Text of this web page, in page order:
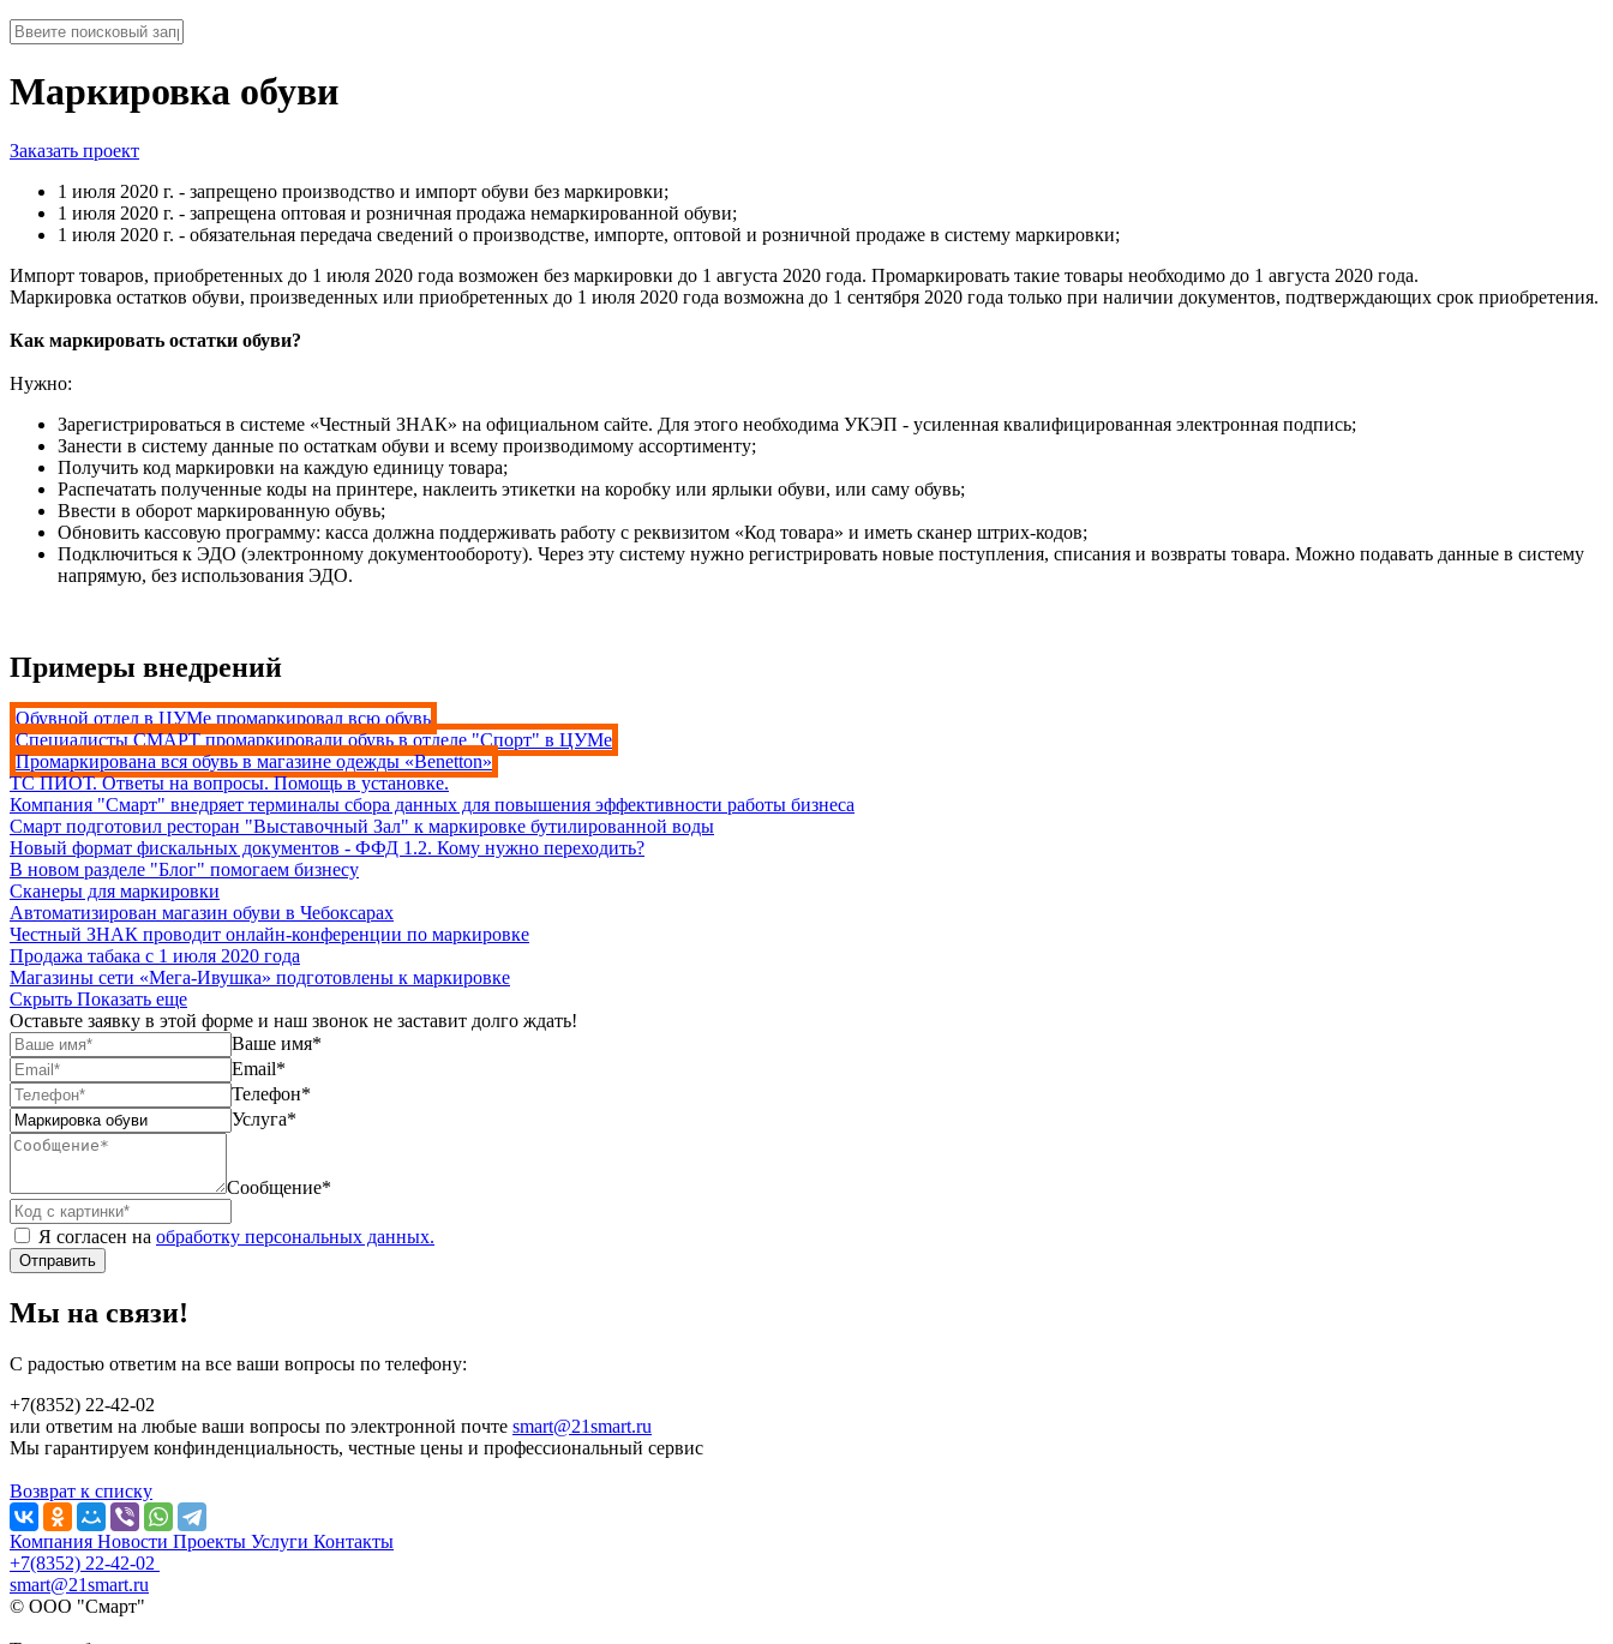
Маркировка обуви
Заказать проект
1 июля 2020 г. - запрещено производство и импорт обуви без маркировки;
1 июля 2020 г. - запрещена оптовая и розничная продажа немаркированной обуви;
1 июля 2020 г. - обязательная передача сведений о производстве, импорте, оптовой и розничной продаже в систему маркировки;
Импорт товаров, приобретенных до 1 июля 2020 года возможен без маркировки до 1 августа 2020 года. Промаркировать такие товары необходимо до 1 августа 2020 года.
Маркировка остатков обуви, произведенных или приобретенных до 1 июля 2020 года возможна до 1 сентября 2020 года только при наличии документов, подтверждающих срок приобретения.
Как маркировать остатки обуви?
Нужно:
Зарегистрироваться в системе «Честный ЗНАК» на официальном сайте. Для этого необходима УКЭП - усиленная квалифицированная электронная подпись;
Занести в систему данные по остаткам обуви и всему производимому ассортименту;
Получить код маркировки на каждую единицу товара;
Распечатать полученные коды на принтере, наклеить этикетки на коробку или ярлыки обуви, или саму обувь;
Ввести в оборот маркированную обувь;
Обновить кассовую программу: касса должна поддерживать работу с реквизитом «Код товара» и иметь сканер штрих-кодов;
Подключиться к ЭДО (электронному документообороту). Через эту систему нужно регистрировать новые поступления, списания и возвраты товара. Можно подавать данные в систему
напрямую, без использования ЭДО.
Примеры внедрений
Обувной отдел в ЦУМе промаркировал всю обувь
Специалисты СМАРТ промаркировали обувь в отделе "Спорт" в ЦУМе
Промаркирована вся обувь в магазине одежды «Benetton»
ТС ПИОТ. Ответы на вопросы. Помощь в установке.
Компания "Смарт" внедряет терминалы сбора данных для повышения эффективности работы бизнеса
Смарт подготовил ресторан "Выставочный Зал" к маркировке бутилированной воды
Новый формат фискальных документов - ФФД 1.2. Кому нужно переходить?
В новом разделе "Блог" помогаем бизнесу
Сканеры для маркировки
Автоматизирован магазин обуви в Чебоксарах
Честный ЗНАК проводит онлайн-конференции по маркировке
Продажа табака с 1 июля 2020 года
Магазины сети «Мега-Ивушка» подготовлены к маркировке
Скрыть Показать еще
Оставьте заявку в этой форме и наш звонок не заставит долго ждать!
Ваше имя*
Email*
Телефон*
Услуга*
Сообщение*
Я согласен на обработку персональных данных.
Отправить
Мы на связи!
С радостью ответим на все ваши вопросы по телефону:
+7(8352) 22-42-02
или ответим на любые ваши вопросы по электронной почте smart@21smart.ru
Мы гарантируем конфинденциальность, честные цены и профессиональный сервис
Возврат к списку
Компания Новости Проекты Услуги Контакты
+7(8352) 22-42-02
smart@21smart.ru
© ООО "Смарт"